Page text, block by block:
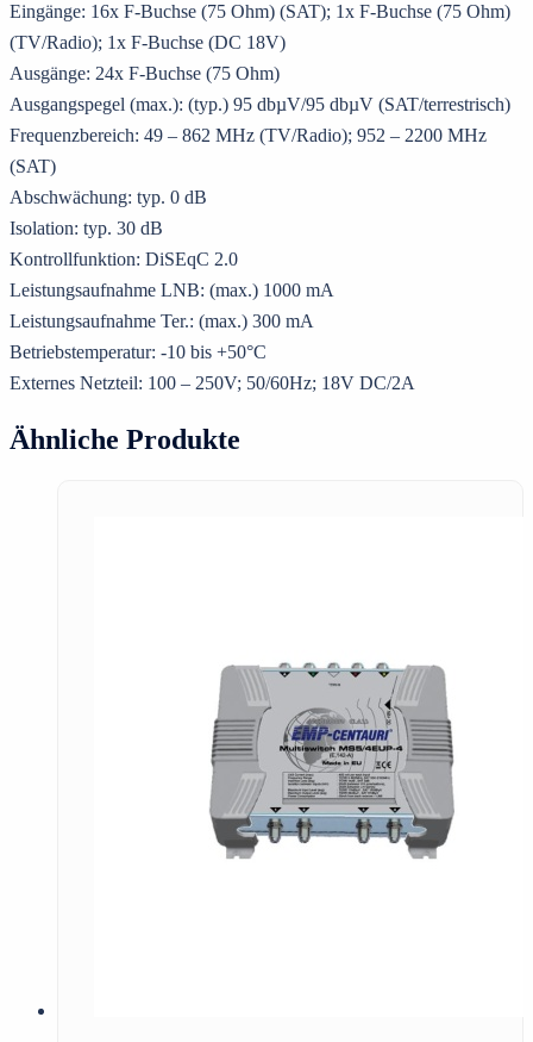
Eingänge: 16x F-Buchse (75 Ohm) (SAT); 1x F-Buchse (75 Ohm)
(TV/Radio); 1x F-Buchse (DC 18V)
Ausgänge: 24x F-Buchse (75 Ohm)
Ausgangspegel (max.): (typ.) 95 dbµV/95 dbµV (SAT/terrestrisch)
Frequenzbereich: 49 – 862 MHz (TV/Radio); 952 – 2200 MHz
(SAT)
Abschwächung: typ. 0 dB
Isolation: typ. 30 dB
Kontrollfunktion: DiSEqC 2.0
Leistungsaufnahme LNB: (max.) 1000 mA
Leistungsaufnahme Ter.: (max.) 300 mA
Betriebstemperatur: -10 bis +50°C
Externes Netzteil: 100 – 250V; 50/60Hz; 18V DC/2A
Ähnliche Produkte